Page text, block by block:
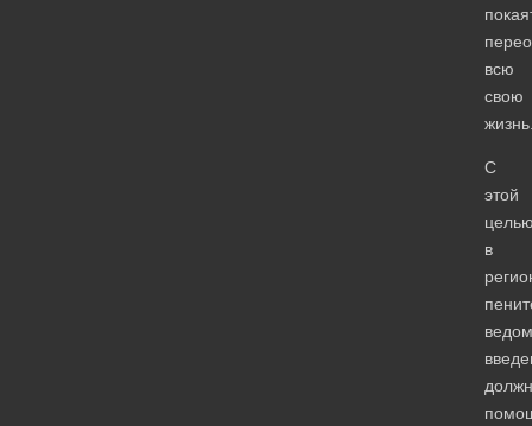
всю
свою
С
этой
в